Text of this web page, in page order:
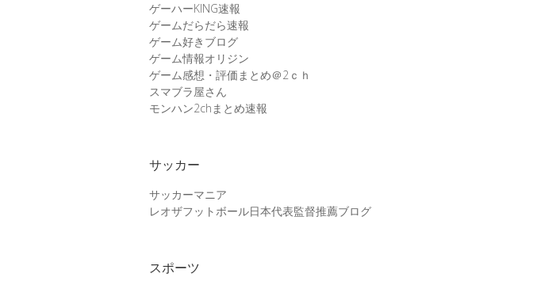
ゲーハーKING速報
ゲームだらだら速報
ゲーム好きブログ
ゲーム情報オリジン
ゲーム感想・評価まとめ＠2ｃｈ
スマブラ屋さん
モンハン2chまとめ速報
サッカー
サッカーマニア
レオザフットボール日本代表監督推薦ブログ
スポーツ